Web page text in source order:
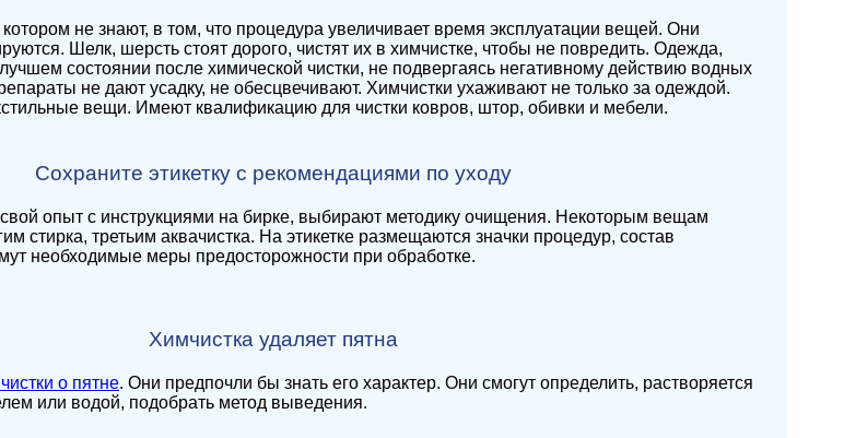
не знают, в том, что процедура увеличивает время эксплуатации вещей. Они
Шелк, шерсть стоят дорого, чистят их в химчистке, чтобы не повредить. Одежда,
состоянии после химической чистки, не подвергаясь негативному действию водных
не дают усадку, не обесцвечивают. Химчистки ухаживают не только за одеждой.
вещи. Имеют квалификацию для чистки ковров, штор, обивки и мебели.
Сохраните этикетку с рекомендациями по уходу
опыт с инструкциями на бирке, выбирают методику очищения. Некоторым вещам
стирка, третьим аквачистка. На этикетке размещаются значки процедур, состав
необходимые меры предосторожности при обработке.
Химчистка удаляет пятна
о пятне. Они предпочли бы знать его характер. Они смогут определить, растворяется
или водой, подобрать метод выведения.